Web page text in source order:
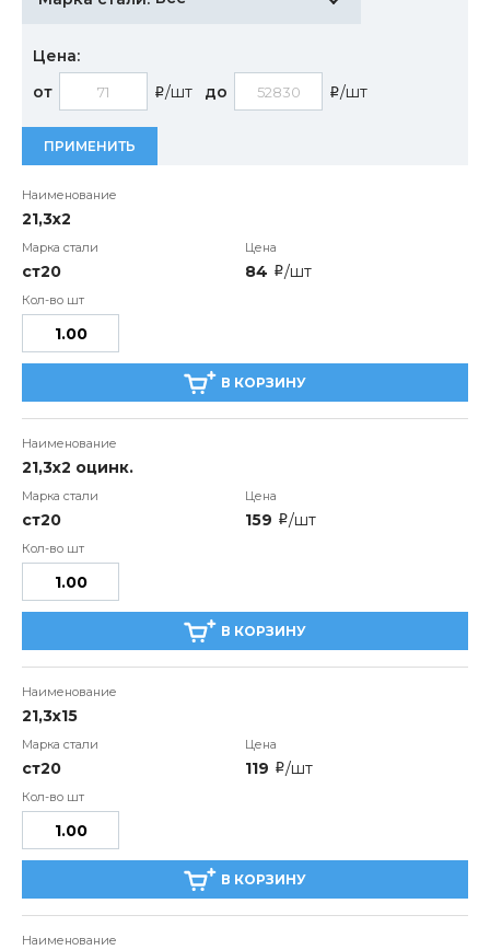
Цена:
от
i/шт до i/шт
ПРИМЕНИТЬ
21,3x2
ст20 84 i/шт
В КОРЗИНУ
21,3x2 оцинк.
ст20 159 i/шт
В КОРЗИНУ
21,3x15
ст20 119 i/шт
В КОРЗИНУ